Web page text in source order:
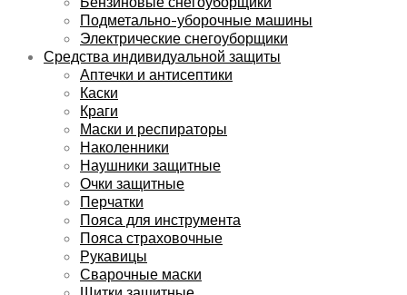
Подметально-уборочные машины
Электрические снегоуборщики
Средства индивидуальной защиты
Аптечки и антисептики
Каски
Краги
Маски и респираторы
Наколенники
Наушники защитные
Очки защитные
Перчатки
Пояса для инструмента
Пояса страховочные
Рукавицы
Сварочные маски